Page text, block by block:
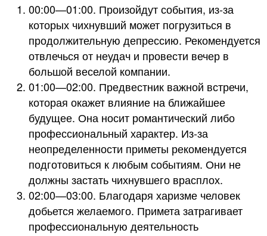
00:00—01:00. Произойдут события, из-за
которых чихнувший может погрузиться в
продолжительную депрессию. Рекомендуется
отвлечься от неудач и провести вечер в
большой веселой компании.
01:00—02:00. Предвестник важной встречи,
которая окажет влияние на ближайшее
будущее. Она носит романтический либо
профессиональный характер. Из-за
неопределенности приметы рекомендуется
подготовиться к любым событиям. Они не
должны застать чихнувшего врасплох.
02:00—03:00. Благодаря харизме человек
добьется желаемого. Примета затрагивает
профессиональную деятельность